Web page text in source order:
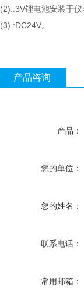
(2).:3V锂电池安装于
(3).:DC24V。
产品咨询
产品：
您的单位：
您的姓名：
联系电话：
常用邮箱：